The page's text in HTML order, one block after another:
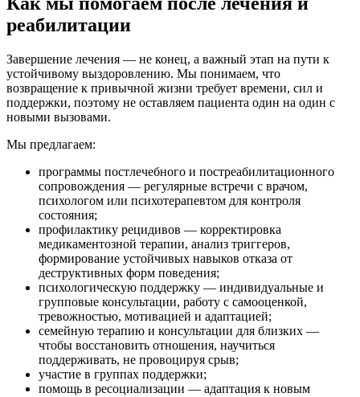
реабилитации
Завершение лечения — не конец, а важный этап на пути к
устойчивому выздоровлению. Мы понимаем, что
возвращение к привычной жизни требует времени, сил и
поддержки, поэтому не оставляем пациента один на один с
новыми вызовами.
Мы предлагаем:
программы постлечебного и постреабилитационного
сопровождения — регулярные встречи с врачом,
психологом или психотерапевтом для контроля
состояния;
профилактику рецидивов — корректировка
медикаментозной терапии, анализ триггеров,
формирование устойчивых навыков отказа от
деструктивных форм поведения;
психологическую поддержку — индивидуальные и
групповые консультации, работу с самооценкой,
тревожностью, мотивацией и адаптацией;
семейную терапию и консультации для близких —
чтобы восстановить отношения, научиться
поддерживать, не провоцируя срыв;
участие в группах поддержки;
помощь в ресоциализации — адаптация к новым